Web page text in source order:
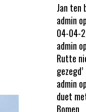
Jan ten
admin op
04-04-
admin op
Rutte
gezegd’
admin op
duet
Bomen